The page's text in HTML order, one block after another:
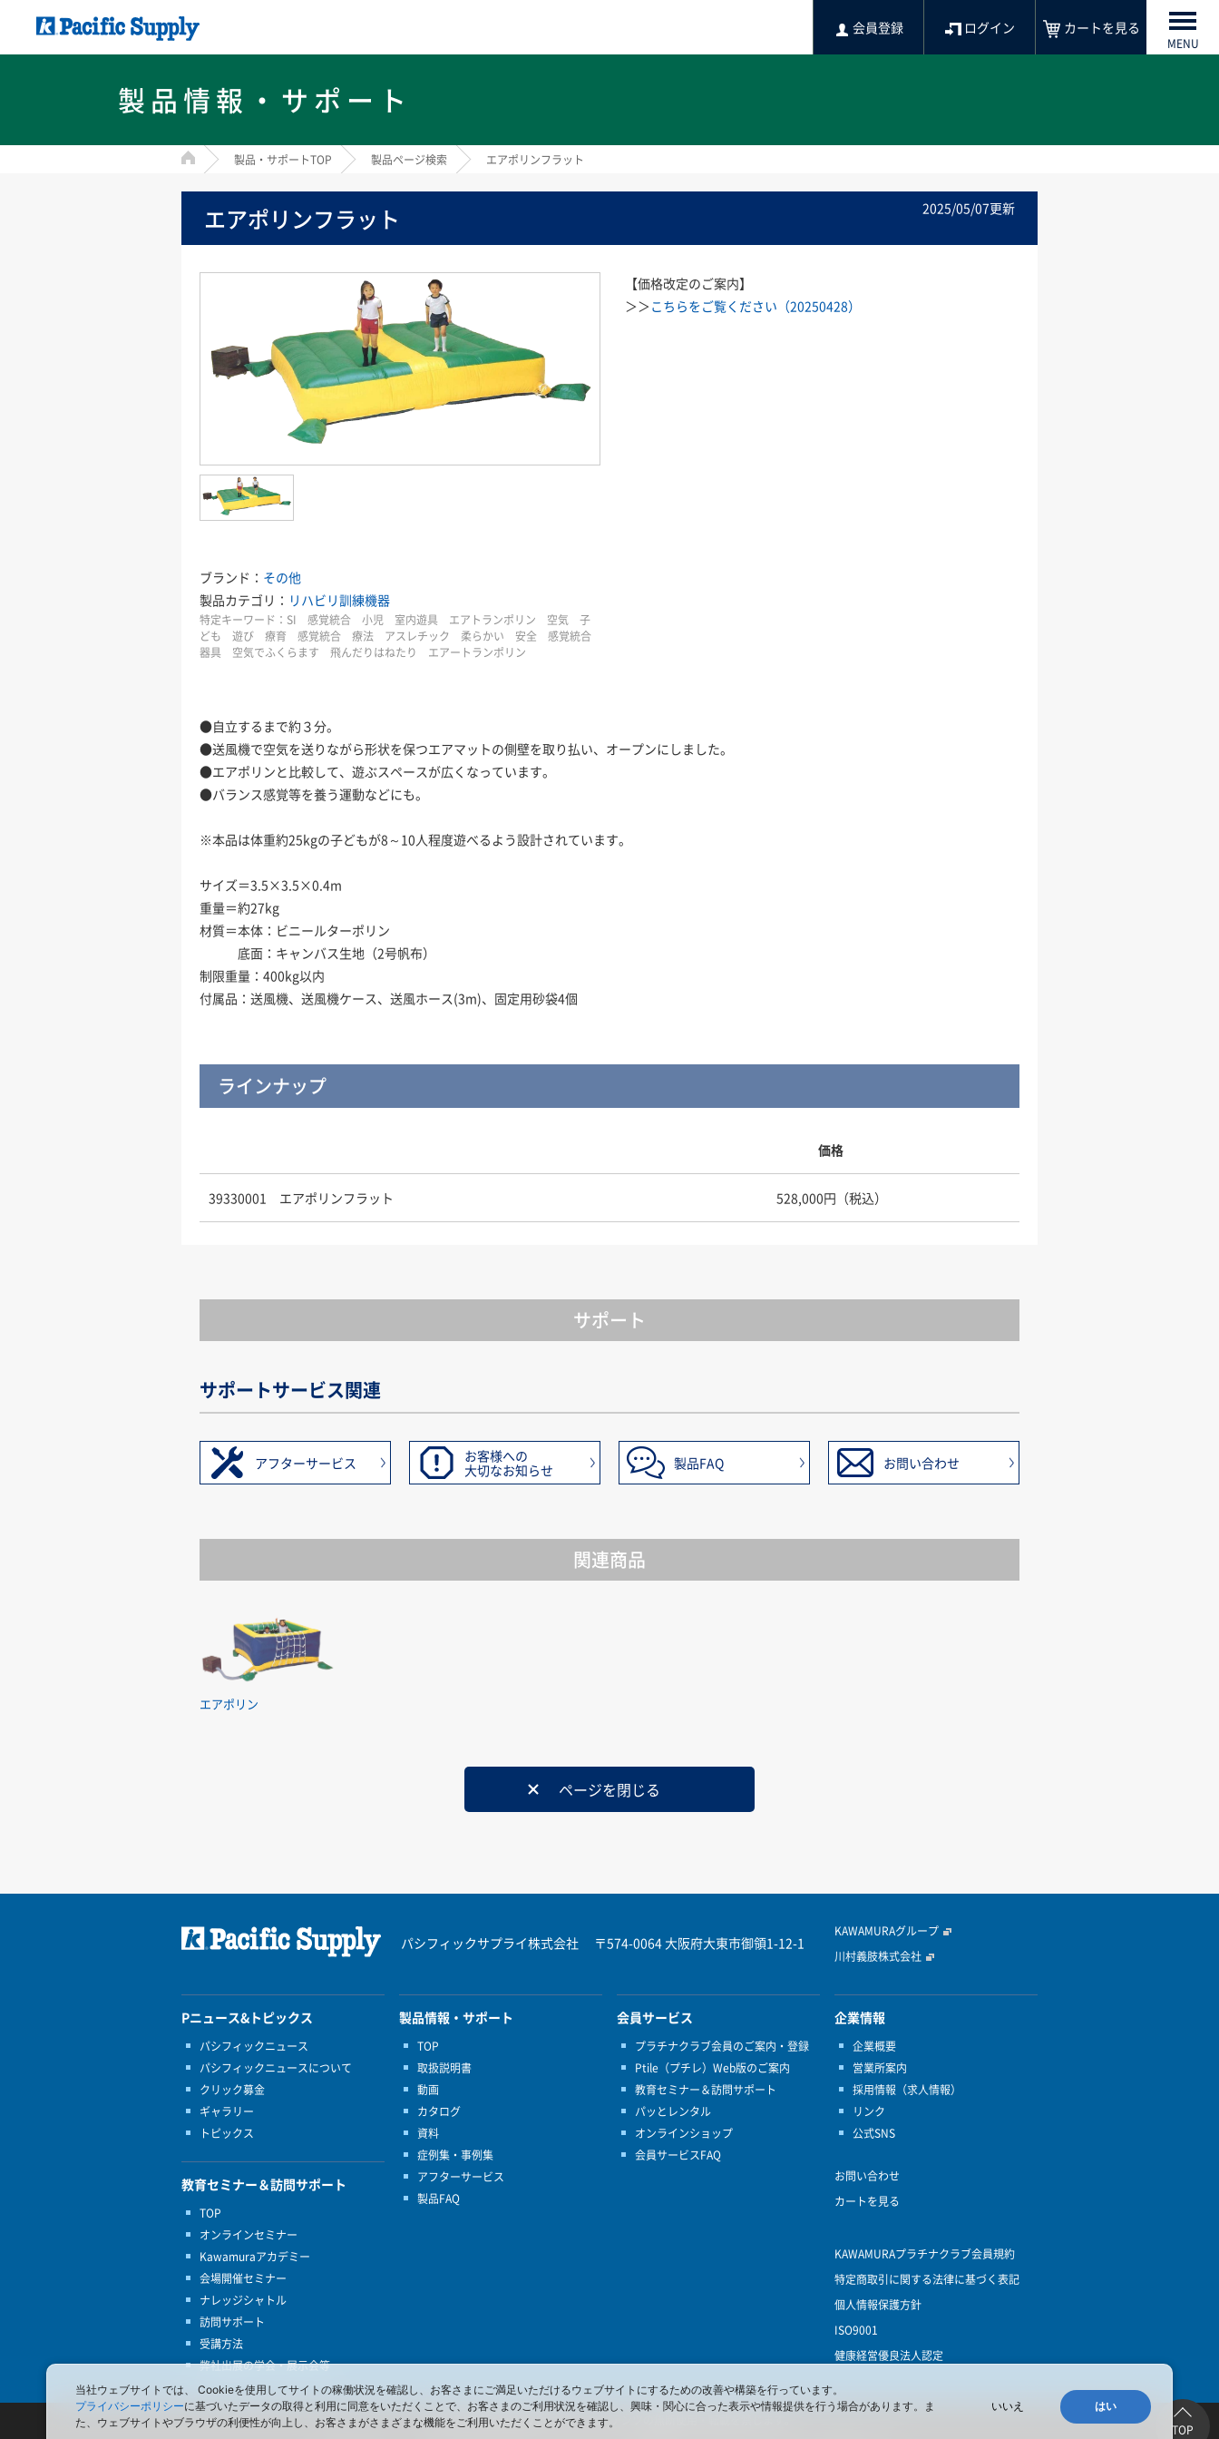
会員登録 ログイン カートを見る
MENU
製品情報・サポート
HOME 製品・サポートTOP 製品ページ検索 エアポリンフラット
2025/05/07更新
エアポリンフラット
ブランド： その他
製品カテゴリ： リハビリ訓練機器
特定キーワード： SI 感覚統合 小児 室内遊具 エアトランポリン 空気 子
ども 遊び 療育 感覚統合 療法 アスレチック 柔らかい 安全 感覚統合
器具 空気でふくらます 飛んだりはねたり エアートランポリン
【価格改定のご案内】
＞＞こちらをご覧ください（20250428）
●自立するまで約３分。
●送風機で空気を送りながら形状を保つエアマットの側壁を取り払い、オープンにしました。
●エアポリンと比較して、遊ぶスペースが広くなっています。
●バランス感覚等を養う運動などにも。
※本品は体重約25kgの子どもが8～10人程度遊べるよう設計されています。
サイズ＝3.5×3.5×0.4m
重量＝約27kg
材質＝本体：ビニールターポリン
底面：キャンバス生地（2号帆布）
制限重量：400kg以内
付属品：送風機、送風機ケース、送風ホース(3m)、固定用砂袋4個
ラインナップ
価格
39330001 エアポリンフラット 528,000円（税込）
サポート
サポートサービス関連
アフターサービス
お客様への
大切なお知らせ
製品FAQ お問い合わせ
関連商品
エアポリン
ページを閉じる
TOP
パシフィックサプライ株式会社 〒574-0064 大阪府大東市御領1-12-1
KAWAMURAグループ
川村義肢株式会社
Pニュース&トピックス
パシフィックニュース
パシフィックニュースについて
クリック募金
ギャラリー
トピックス
教育セミナー＆訪問サポート
TOP
オンラインセミナー
Kawamuraアカデミー
会場開催セミナー
ナレッジシャトル
訪問サポート
受講方法
弊社出展の学会・展示会等
製品情報・サポート
TOP
取扱説明書
動画
カタログ
資料
症例集・事例集
アフターサービス
製品FAQ
会員サービス
プラチナクラブ会員のご案内・登録
Ptile（プチレ）Web版のご案内
教育セミナー＆訪問サポート
パッとレンタル
オンラインショップ
会員サービスFAQ
企業情報
企業概要
営業所案内
採用情報（求人情報）
リンク
公式SNS
お問い合わせ
カートを見る
KAWAMURAプラチナクラブ会員規約
特定商取引に関する法律に基づく表記
個人情報保護方針
ISO9001
健康経営優良法人認定
© 2017 Pacific Supply Co.,Ltd. コンテンツの無断使用・転載を禁じます。
当社ウェブサイトでは、 Cookieを使用してサイトの稼働状況を確認し、お客さまにご満足いただけるウェブサイトにするための改善や構築を行っています。
プライバシーポリシーに基づいたデータの取得と利用に同意をいただくことで、お客さまのご利用状況を確認し、興味・関心に合った表示や情報提供を行う場合があります。ま
た、ウェブサイトやブラウザの利便性が向上し、お客さまがさまざまな機能をご利用いただくことができます。
いいえ はい